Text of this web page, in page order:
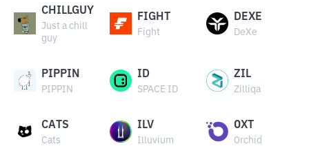
CHILLGUY
Just a chill
guy
FIGHT
Fight
DEXE
DeXe
PIPPIN
PIPPIN
ID
SPACE ID
ZIL
Zilliqa
CATS
Cats
ILV
Illuvium
OXT
Orchid